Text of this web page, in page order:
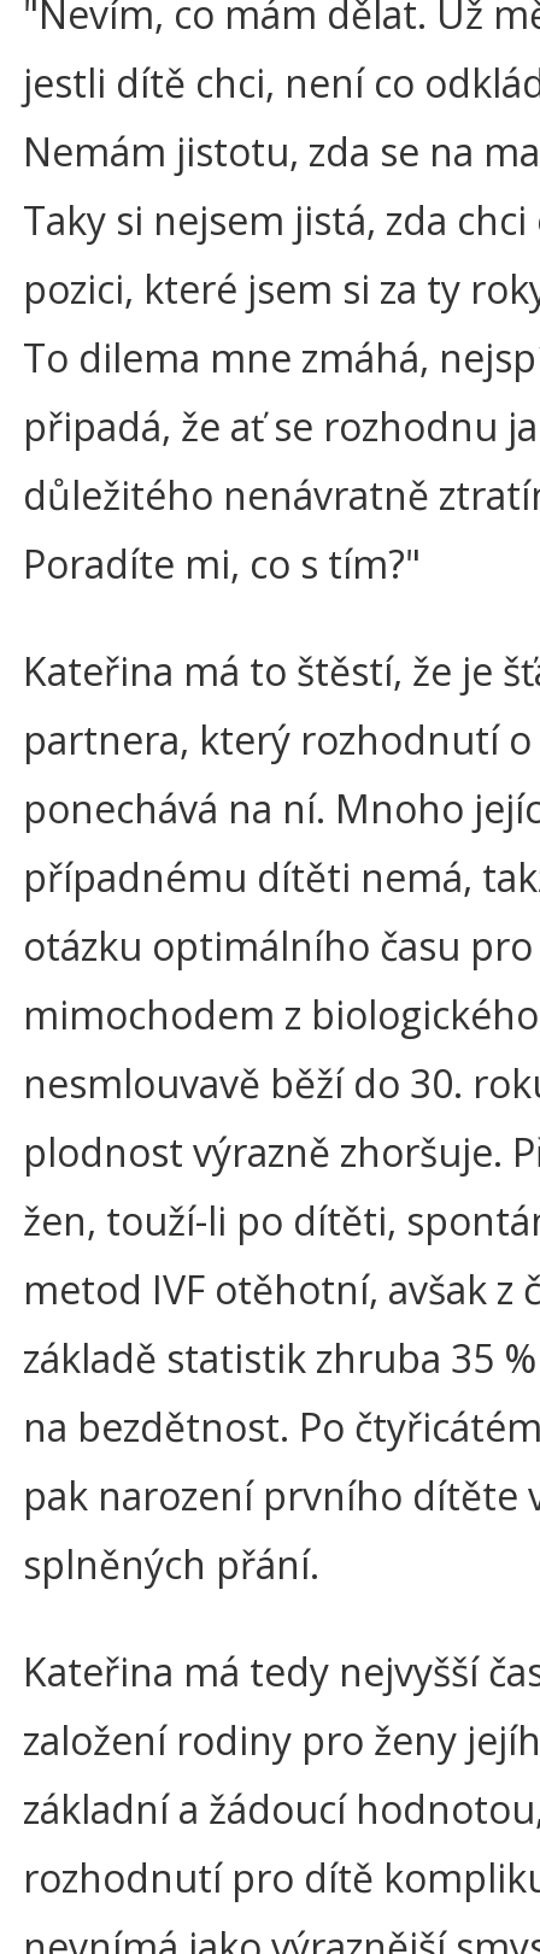
"Nevím, co mám dělat. Už
jestli dítě chci, není co
Nemám jistotu, zda se na
Taky si nejsem jistá, zda
pozici, které jsem si za ty
To dilema mne zmáhá,
připadá, že ať se rozhodnu
důležitého nenávratně
Poradíte mi, co s tím?"
Kateřina má to štěstí, že je
partnera, který rozhodnutí
ponechává na ní. Mnoho
případnému dítěti nemá,
otázku optimálního času
mimochodem z
nesmlouvavě běží do 30.
plodnost výrazně zhoršuje.
žen, touží-li po dítěti,
metod IVF otěhotní, avšak z
základě statistik zhruba 35
na bezdětnost. Po
pak narození prvního dítěte
splněných přání.
Kateřina má tedy nejvyšší
založení rodiny pro ženy
základní a žádoucí
rozhodnutí pro dítě